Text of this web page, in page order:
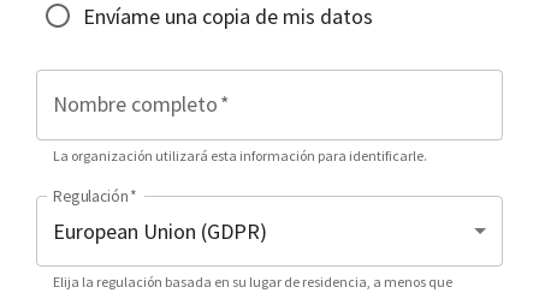
Envíame una copia de mis datos
Nombre completo*
La organización utilizará esta información para identificarle.
Regulación*
Elija la regulación basada en su lugar de residencia, a menos que